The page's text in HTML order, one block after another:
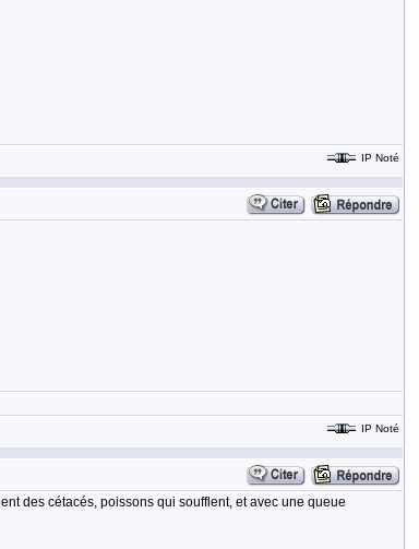
IP Noté
IP Noté
des cétacés, poissons qui soufflent, et avec une queue